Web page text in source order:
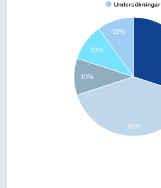
Undersökningar
10%
10%
10%
40%